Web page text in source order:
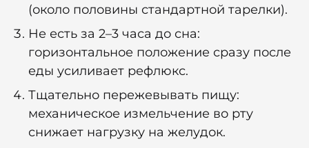
(около половины стандартной тарелки).
Не есть за 2–3 часа до сна:
горизонтальное положение сразу после
еды усиливает рефлюкс.
Тщательно пережевывать пищу:
механическое измельчение во рту
снижает нагрузку на желудок.